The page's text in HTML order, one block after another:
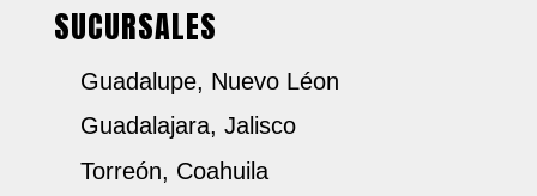
SUCURSALES
Guadalupe, Nuevo Léon
Guadalajara, Jalisco
Torreón, Coahuila